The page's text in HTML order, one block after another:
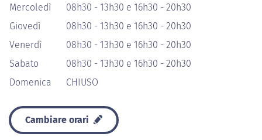
Mercoledì
08h30 - 13h30 e 16h30 - 20h30
Giovedì
08h30 - 13h30 e 16h30 - 20h30
Venerdì
08h30 - 13h30 e 16h30 - 20h30
Sabato
08h30 - 13h30 e 16h30 - 20h30
Domenica
CHIUSO
Cambiare orari